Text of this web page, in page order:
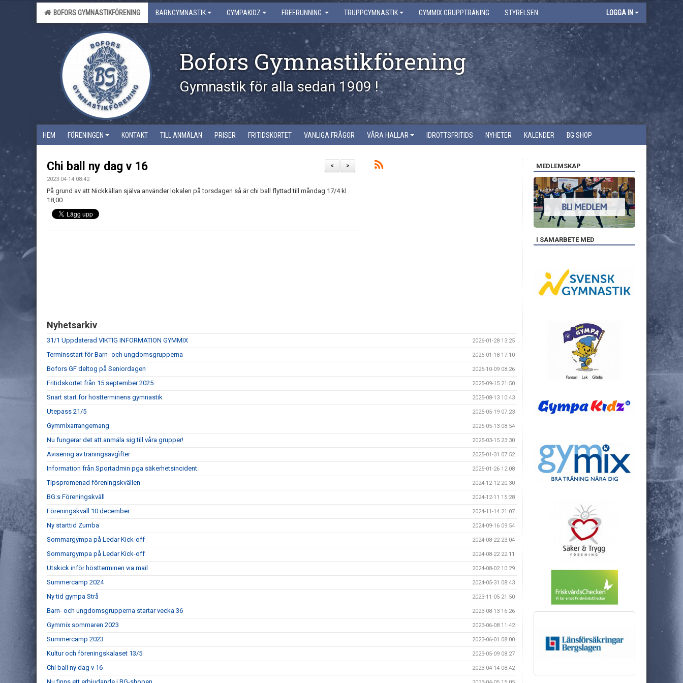
BOFORS GYMNASTIKFÖRENING BARNGYMNASTIK GYMPAKIDZ FREERUNNING TRUPPGYMNASTIK GYMMIX GRUPPTRÄNING STYRELSEN LOGGA IN
Bofors Gymnastikförening
Gymnastik för alla sedan 1909 !
HEM FÖRENINGEN KONTAKT TILL ANMÄLAN PRISER FRITIDSKORTET VANLIGA FRÅGOR VÅRA HALLAR IDROTTSFRITIDS NYHETER KALENDER BG SHOP
>
<
Chi ball ny dag v 16
2023-04-14 08:42
På grund av att Nickkällan själva använder lokalen på torsdagen så är chi ball flyttad till måndag 17/4 kl
18,00
Nyhetsarkiv
31/1 Uppdaterad VIKTIG INFORMATION GYMMIX 2026-01-28 13:25
Terminsstart för Barn- och ungdomsgrupperna 2026-01-18 17:10
Bofors GF deltog på Seniordagen 2025-10-09 08:26
Fritidskortet från 15 september 2025 2025-09-15 21:50
Snart start för höstterminens gymnastik 2025-08-13 10:43
Utepass 21/5 2025-05-19 07:23
Gymmixarrangemang 2025-05-13 08:54
Nu fungerar det att anmäla sig till våra grupper! 2025-03-15 23:30
Avisering av träningsavgìfter 2025-01-31 07:52
Information från Sportadmin pga säkerhetsincident. 2025-01-26 12:08
Tipspromenad föreningskvällen 2024-12-12 20:30
BG:s Föreningskväll 2024-12-11 15:28
Föreningskväll 10 december 2024-11-14 21:07
Ny starttid Zumba 2024-09-16 09:54
Sommargympa på Ledar Kick-off 2024-08-22 23:04
Sommargympa på Ledar Kick-off 2024-08-22 22:11
Utskick inför höstterminen via mail 2024-08-02 10:29
Summercamp 2024 2024-05-31 08:43
Ny tid gympa Strå 2023-11-05 21:50
Barn- och ungdomsgrupperna startar vecka 36 2023-08-13 16:26
Gymmix sommaren 2023 2023-06-08 11:42
Summercamp 2023 2023-06-01 08:00
Kultur och föreningskalaset 13/5 2023-05-09 08:27
Chi ball ny dag v 16 2023-04-14 08:42
MEDLEMSKAP
I SAMARBETE MED